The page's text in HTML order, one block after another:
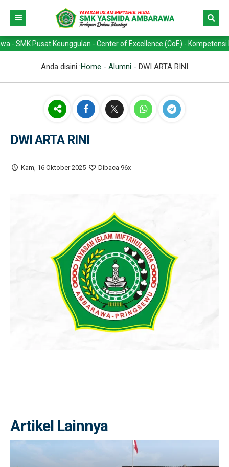
Pusat Keunggulan - Center of Excellence (CoE) - Kompetensi
Anda disini :Home - Alumni - DWI ARTA RINI
DWI ARTA RINI
Kam, 16 Oktober 2025 Dibaca 96x
Artikel Lainnya